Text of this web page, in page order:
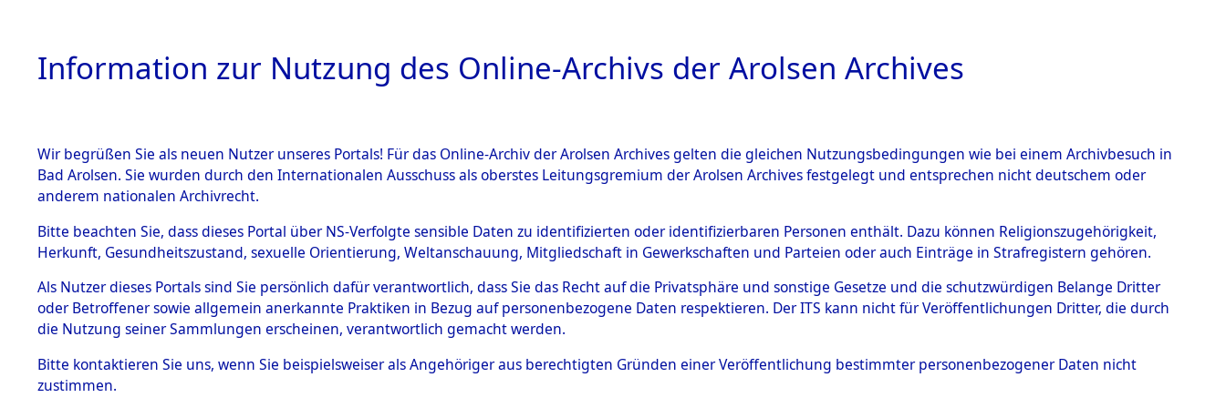
HOME BESTANDSBESCHREIBUNG ARCHIVALE ÜBERSICHT BILD
BESTÄNDE
Inhaftierungsdoku
mente
5. Verschiedenes
Todesmärsche
5.3.1 Alliierte
Ermittlungen zu den Orten Fahls - Geltendorf→0003 (84598029)
→0022 (84598051)
0022 (84598051)
Information zur Nutzung des Online-Archivs der Arolsen Archives
Wir begrüßen Sie als neuen Nutzer unseres Portals! Für das Online-Archiv der Arolsen Archives gelten die gleichen Nutzungsbedingungen wie bei einem Archivbesuch in
Bad Arolsen. Sie wurden durch den Internationalen Ausschuss als oberstes Leitungsgremium der Arolsen Archives festgelegt und entsprechen nicht deutschem oder
anderem nationalen Archivrecht.
Bitte beachten Sie, dass dieses Portal über NS-Verfolgte sensible Daten zu identifizierten oder identifizierbaren Personen enthält. Dazu können Religionszugehörigkeit,
Herkunft, Gesundheitszustand, sexuelle Orientierung, Weltanschauung, Mitgliedschaft in Gewerkschaften und Parteien oder auch Einträge in Strafregistern gehören.
Als Nutzer dieses Portals sind Sie persönlich dafür verantwortlich, dass Sie das Recht auf die Privatsphäre und sonstige Gesetze und die schutzwürdigen Belange Dritter
oder Betroffener sowie allgemein anerkannte Praktiken in Bezug auf personenbezogene Daten respektieren. Der ITS kann nicht für Veröffentlichungen Dritter, die durch
die Nutzung seiner Sammlungen erscheinen, verantwortlich gemacht werden.
Bitte kontaktieren Sie uns, wenn Sie beispielsweiser als Angehöriger aus berechtigten Gründen einer Veröffentlichung bestimmter personenbezogener Daten nicht
zustimmen.